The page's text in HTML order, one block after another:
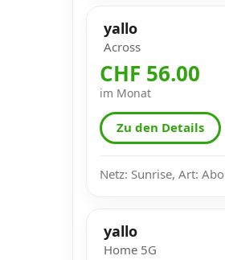
yallo
Across
CHF 56.00
im Monat
Zu den Details
Netz: Sunrise, Art: Abo
yallo
Home 5G